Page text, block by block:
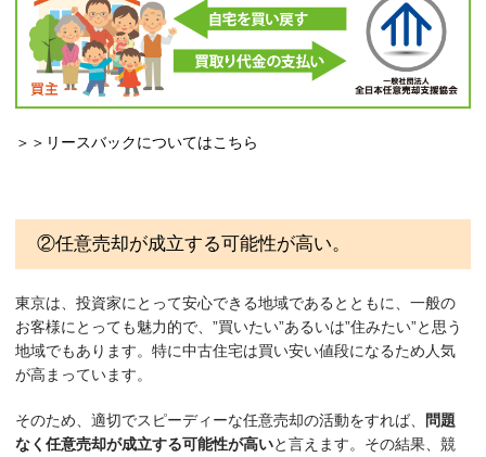
＞＞リースバックについてはこちら
②任意売却が成立する可能性が高い。
東京は、投資家にとって安心できる地域であるとともに、一般の
お客様にとっても魅力的で、”買いたい”あるいは”住みたい”と思う
地域でもあります。特に中古住宅は買い安い値段になるため人気
が高まっています。
そのため、適切でスピーディーな任意売却の活動をすれば、
問題
なく任意売却が成立する可能性が高いと言えます。その結果、競